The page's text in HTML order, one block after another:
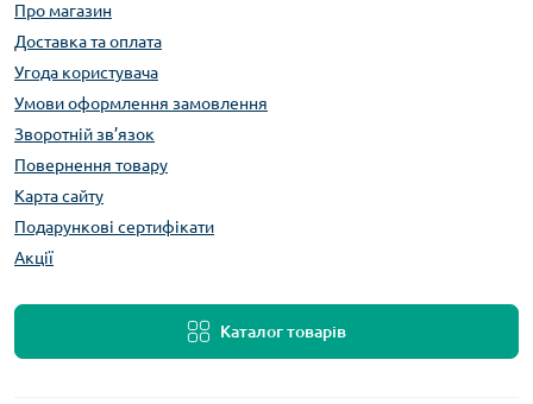
Про магазин
Доставка та оплата
Угода користувача
Умови оформлення замовлення
Зворотній зв’язок
Повернення товару
Карта сайту
Подарункові сертифікати
Акції
Каталог товарів